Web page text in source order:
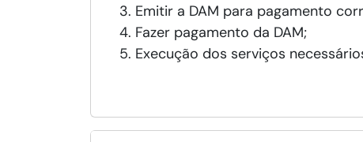
Emitir a DAM para pagamento
Fazer pagamento da DAM;
Execução dos serviços